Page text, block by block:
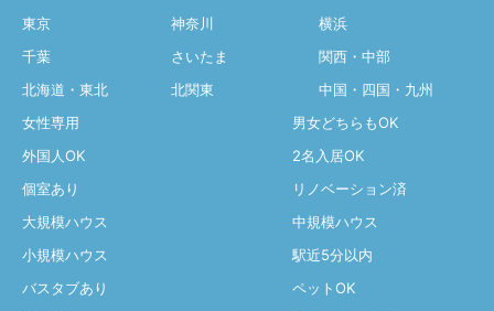
東京 神奈川
横浜
千葉
さいたま
関西・中部
北海道・東北
北関東
中国・四国・九州
女性専用
男女どちらもOK
外国人OK
2名入居OK
個室あり
リノベーション済
大規模ハウス
中規模ハウス
小規模ハウス
駅近5分以内
バスタブあり
ペットOK